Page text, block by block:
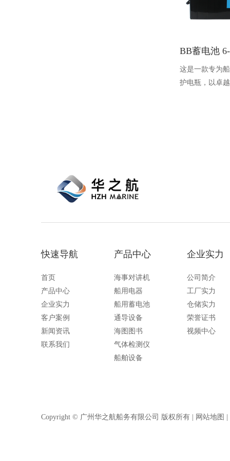
这是一款专为
护电瓶，以卓
快速导航
首页
产品中心
企业实力
客户案例
新闻资讯
联系我们
产品中心
海事对讲机
船用电器
船用蓄电池
通导设备
海图图书
气体检测仪
船舶设备
企业实力
公司简介
工厂实力
仓储实力
荣誉证书
视频中心
Copyright © 广州华之航船务有限公司 版权所有 | 网站地图 |